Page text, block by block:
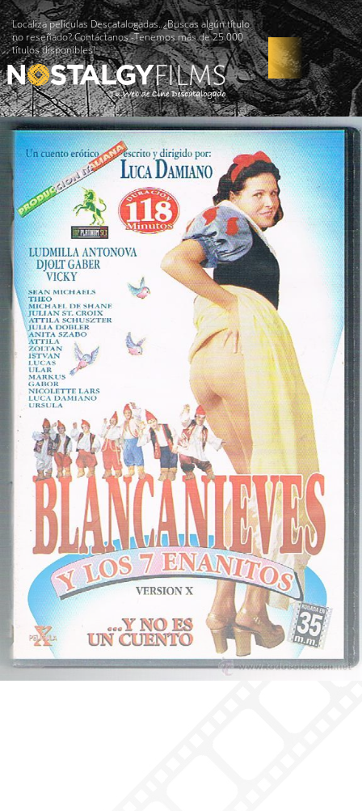
Localiza películas Descatalogadas. ¿Buscas algún título
no reseñado? Contáctanos -Tenemos más de 25.000
títulos disponibles!